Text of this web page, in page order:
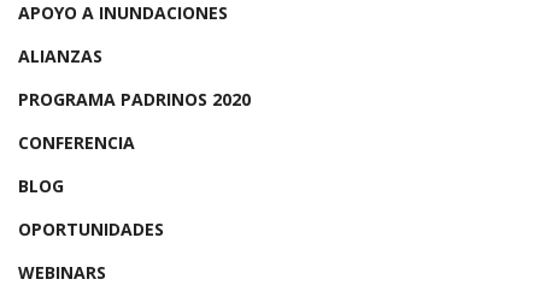
APOYO A INUNDACIONES
ALIANZAS
PROGRAMA PADRINOS 2020
CONFERENCIA
BLOG
OPORTUNIDADES
WEBINARS